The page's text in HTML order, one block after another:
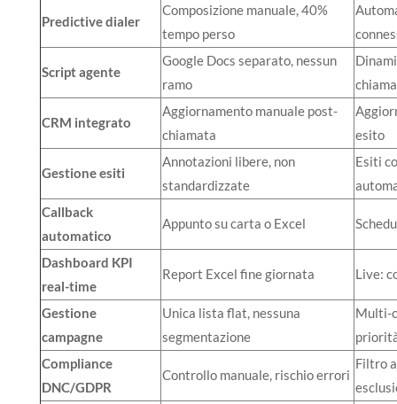
Predictive dialer
Composizione manuale, 40%
tempo perso
Script agente
Google Docs separato, nessun
ramo
CRM integrato
Aggiornamento manuale post-
chiamata
esito
Gestione esiti
Annotazioni libere, non
standardizzate
Esiti
Callback
automatico
Appunto su carta o Excel
Dashboard KPI
real-time
Report Excel fine giornata Live:
Gestione
campagne
Unica lista flat, nessuna
segmentazione
Multi-
Compliance
DNC/GDPR
Controllo manuale, rischio errori
Filtro